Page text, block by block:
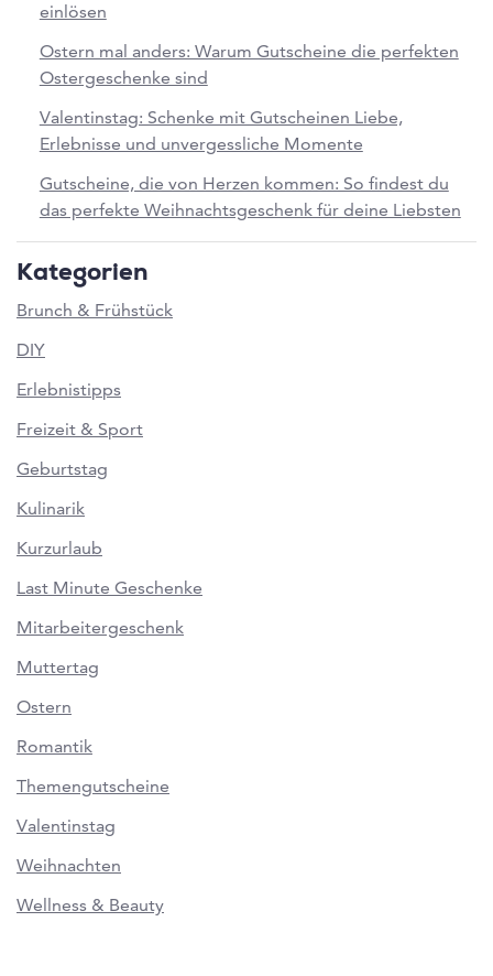
einlösen
Ostern mal anders: Warum Gutscheine die perfekten
Ostergeschenke sind
Valentinstag: Schenke mit Gutscheinen Liebe,
Erlebnisse und unvergessliche Momente
Gutscheine, die von Herzen kommen: So findest du
das perfekte Weihnachtsgeschenk für deine Liebsten
Kategorien
Brunch & Frühstück
DIY
Erlebnistipps
Freizeit & Sport
Geburtstag
Kulinarik
Kurzurlaub
Last Minute Geschenke
Mitarbeitergeschenk
Muttertag
Ostern
Romantik
Themengutscheine
Valentinstag
Weihnachten
Wellness & Beauty